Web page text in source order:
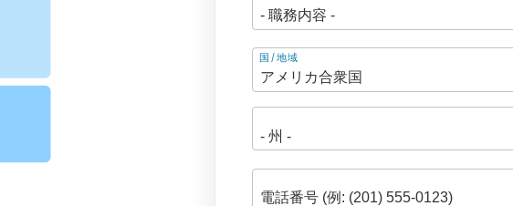
住
所
国/地域